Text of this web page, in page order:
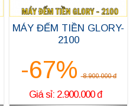
MÁY ĐẾM TIỀN GLORY-
2100
-67% 8.900.000 đ
Giá sỉ: 2.900.000 đ